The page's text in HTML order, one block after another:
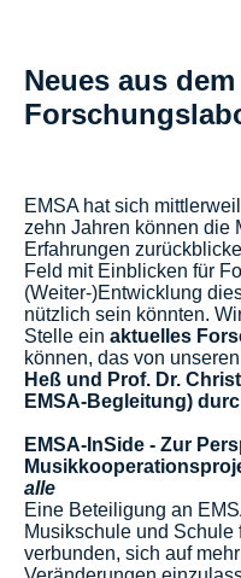
Neues aus
EMSA hat sich
zehn Jahren können die
Erfahrungen
Feld mit Einblicken für
(Weiter-)Entwicklung
nützlich sein könnten.
Stelle ein aktuelles
können, das von
Heß und Prof. Dr.
EMSA-Begleitung)
EMSA-InSide - Zur
alle
Eine Beteiligung an
Musikschule und
verbunden, sich auf